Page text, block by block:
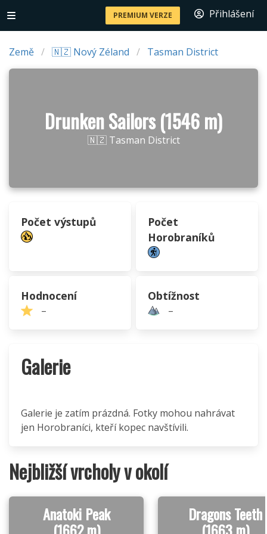
PREMIUM VERZE Přihlášení
Země 🇳🇿 Nový Zéland Tasman District
Drunken Sailors (1546 m)
🇳🇿 Tasman District
Počet výstupů
Počet
Horobraníků
Hodnocení
–
Obtížnost
–
Galerie
Galerie je zatím prázdná. Fotky mohou nahrávat
jen Horobraníci, kteří kopec navštívili.
Nejbližší vrcholy v okolí
Anatoki Peak Dragons Teeth